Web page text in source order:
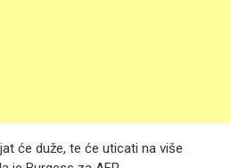
će duže, te će uticati na više